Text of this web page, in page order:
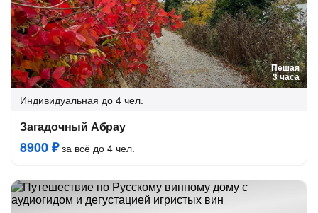
Пешая
3 часа
Индивидуальная до 4 чел.
Загадочный Абрау
8900 ₽за всё до 4 чел.